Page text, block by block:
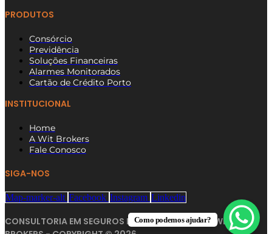
PRODUTOS
Consórcio
Previdência
Soluções Financeiras
Alarmes Monitorados
Cartão de Crédito Porto
INSTITUCIONAL
Home
A Wit Brokers
Fale Conosco
SIGA-NOS
Map-marker-alt Facebook Instagram Linkedin
CONSULTORIA EM SEGUROS NA ZONA NORTE SP | WIT
Como podemos ajudar?